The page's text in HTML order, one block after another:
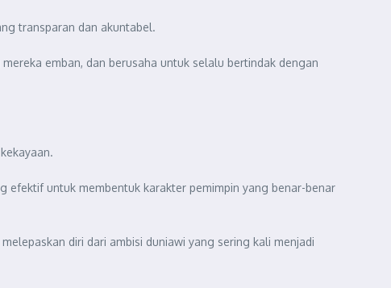
transparan dan akuntabel.
emban, dan berusaha untuk selalu bertindak dengan
efektif untuk membentuk karakter pemimpin yang benar-benar
diri dari ambisi duniawi yang sering kali menjadi